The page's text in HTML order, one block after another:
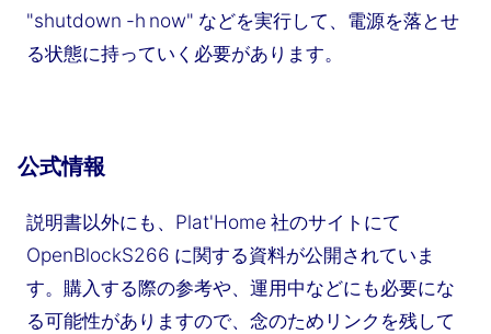
"shutdown -h now" などを実行して、電源を落とせ
る状態に持っていく必要があります。
公式情報
説明書以外にも、Plat'Home 社のサイトにて
OpenBlockS266 に関する資料が公開されていま
す。購入する際の参考や、運用中などにも必要にな
る可能性がありますので、念のためリンクを残して